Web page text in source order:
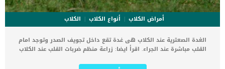
أمراض الكلاب أنواع الكلاب
الكلاب
الغدة الصعترية عند الكلاب هى غدة تقع داخل تجويف الصدر وتوجد امام
القلب مباشرة عند الجراء. اقرأ ايضا: زراعة منظم ضربات القلب عند الكلاب